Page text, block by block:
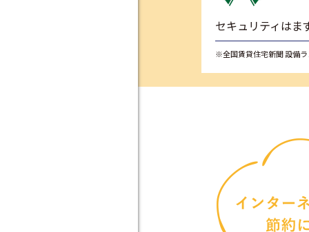
セキュリティはま
※全国賃貸住宅新聞 設備